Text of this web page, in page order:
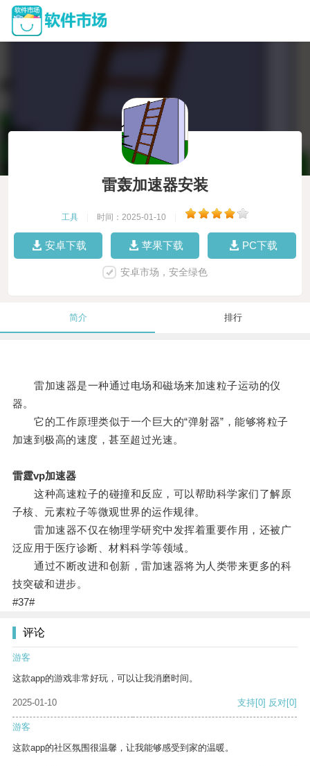
雷轰加速器安装
工具 时间：2025-01-10
安卓下载 苹果下载 PC下载
安卓市场，安全绿色
简介 排行
雷加速器是一种通过电场和磁场来加速粒子运动的仪
器。
它的工作原理类似于一个巨大的“弹射器”，能够将粒子
加速到极高的速度，甚至超过光速。
雷霆vp加速器
这种高速粒子的碰撞和反应，可以帮助科学家们了解原
子核、元素粒子等微观世界的运作规律。
雷加速器不仅在物理学研究中发挥着重要作用，还被广
泛应用于医疗诊断、材料科学等领域。
通过不断改进和创新，雷加速器将为人类带来更多的科
技突破和进步。
#37#
评论
游客
这款app的游戏非常好玩，可以让我消磨时间。
2025-01-10 支持[0] 反对[0]
游客
这款app的社区氛围很温馨，让我能够感受到家的温暖。